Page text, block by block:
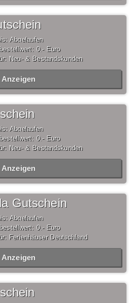
Abgelaufen
0,- Euro
Neu- & Bestandskunden
Anzeigen
Abgelaufen
0,- Euro
Neu- & Bestandskunden
Anzeigen
Gutschein
Abgelaufen
0,- Euro
Ferienhäuser Deutschland
Anzeigen